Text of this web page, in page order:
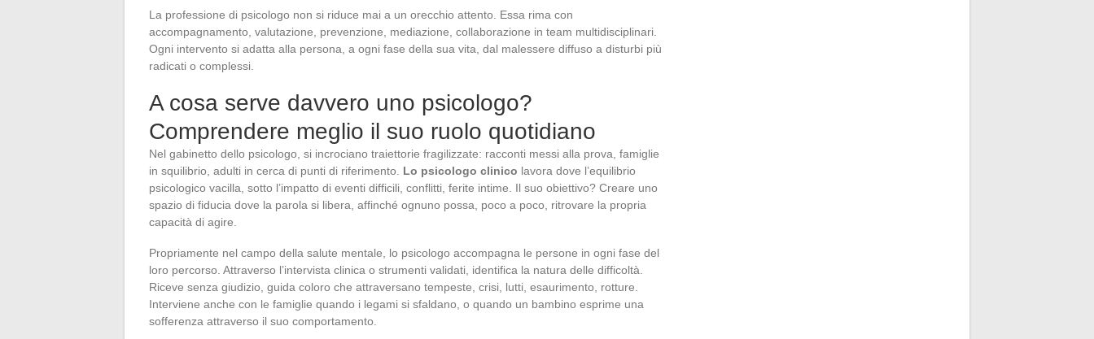
La professione di psicologo non si riduce mai a un orecchio attento. Essa rima con
accompagnamento, valutazione, prevenzione, mediazione, collaborazione in team multidisciplinari.
Ogni intervento si adatta alla persona, a ogni fase della sua vita, dal malessere diffuso a disturbi più
radicati o complessi.
A cosa serve davvero uno psicologo?
Comprendere meglio il suo ruolo quotidiano
Nel gabinetto dello psicologo, si incrociano traiettorie fragilizzate: racconti messi alla prova, famiglie
in squilibrio, adulti in cerca di punti di riferimento. Lo psicologo clinico lavora dove l’equilibrio
psicologico vacilla, sotto l’impatto di eventi difficili, conflitti, ferite intime. Il suo obiettivo? Creare uno
spazio di fiducia dove la parola si libera, affinché ognuno possa, poco a poco, ritrovare la propria
capacità di agire.
Propriamente nel campo della salute mentale, lo psicologo accompagna le persone in ogni fase del
loro percorso. Attraverso l’intervista clinica o strumenti validati, identifica la natura delle difficoltà.
Riceve senza giudizio, guida coloro che attraversano tempeste, crisi, lutti, esaurimento, rotture.
Interviene anche con le famiglie quando i legami si sfaldano, o quando un bambino esprime una
sofferenza attraverso il suo comportamento.